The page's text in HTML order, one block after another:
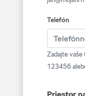
Telefón
Zadajte
123456